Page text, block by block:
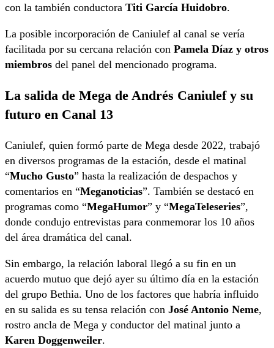
con la también conductora Titi García Huidobro.
La posible incorporación de Caniulef al canal se vería
facilitada por su cercana relación con Pamela Díaz y otros
miembros del panel del mencionado programa.
La salida de Mega de Andrés Caniulef y su
futuro en Canal 13
Caniulef, quien formó parte de Mega desde 2022, trabajó
en diversos programas de la estación, desde el matinal
“Mucho Gusto” hasta la realización de despachos y
comentarios en “Meganoticias”. También se destacó en
programas como “MegaHumor” y “MegaTeleseries”,
donde condujo entrevistas para conmemorar los 10 años
del área dramática del canal.
Sin embargo, la relación laboral llegó a su fin en un
acuerdo mutuo que dejó ayer su último día en la estación
del grupo Bethia. Uno de los factores que habría influido
en su salida es su tensa relación con José Antonio Neme,
rostro ancla de Mega y conductor del matinal junto a
Karen Doggenweiler.